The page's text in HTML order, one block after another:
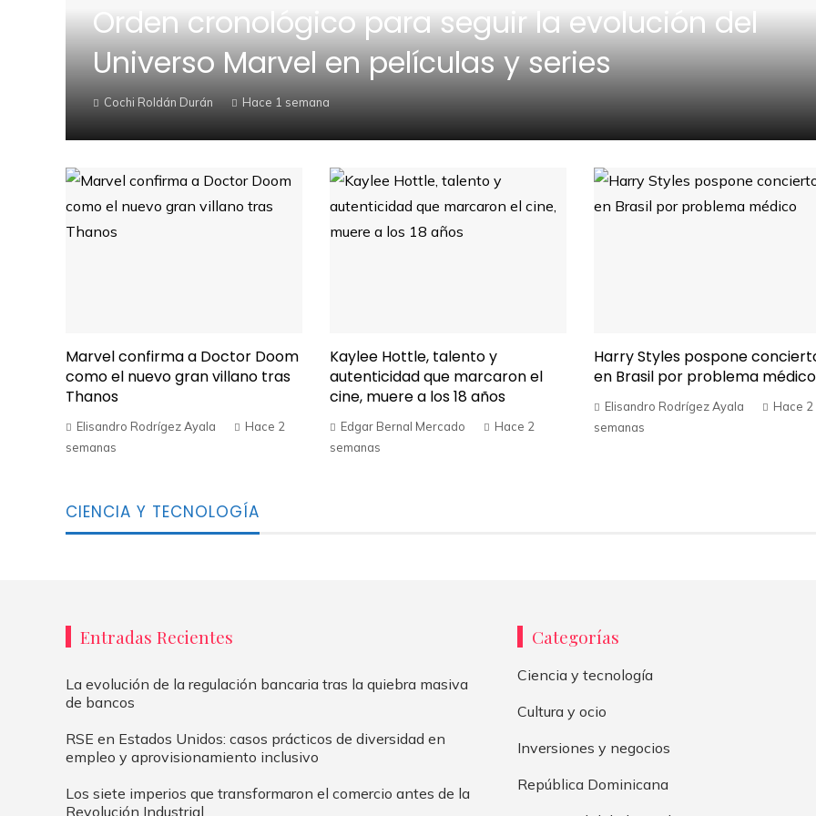
Orden cronológico para seguir la evolución del
Universo Marvel en películas y series
Cochi Roldán Durán Hace 1 semana
Marvel confirma a Doctor Doom
como el nuevo gran villano tras
Thanos
Elisandro Rodrígez Ayala
Hace 2
semanas
Kaylee Hottle, talento y
autenticidad que marcaron el
cine, muere a los 18 años
Edgar Bernal Mercado
Hace 2
semanas
Harry Styles pospone
en Brasil por problema médico
Elisandro Rodrígez Ayala
Hace 2
semanas
CIENCIA Y TECNOLOGÍA
Entradas Recientes
La evolución de la regulación bancaria tras la quiebra masiva
de bancos
RSE en Estados Unidos: casos prácticos de diversidad en
empleo y aprovisionamiento inclusivo
Los siete imperios que transformaron el comercio antes de la
Revolución Industrial
Categorías
Ciencia y tecnología
Cultura y ocio
Inversiones y negocios
República Dominicana